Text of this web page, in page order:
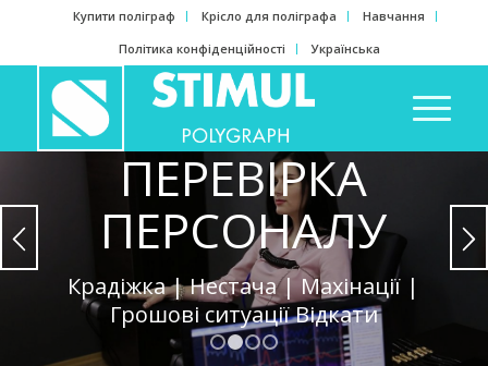
Купити поліграф Крісло для поліграфа
Навчання
Політика конфіденційності
Українська
ПЕРЕВІРКА
ПЕРСОНАЛУ
Крадіжка | Нестача | Махінації |
Грошові ситуації Відкати
1 2 4